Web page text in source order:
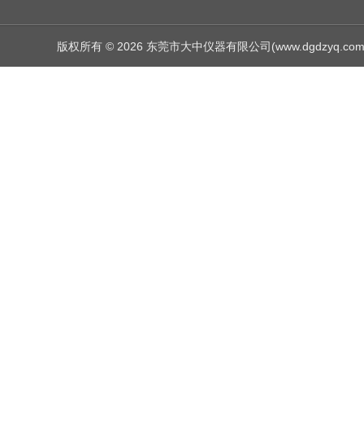
版权所有 © 2026 东莞市大中仪器有限公司